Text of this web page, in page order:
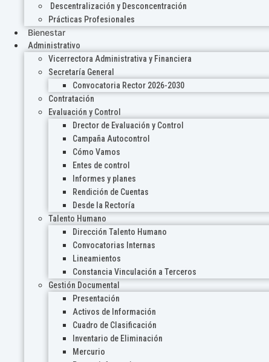
Descentralización y Desconcentración
Prácticas Profesionales
Bienestar
Administrativo
Vicerrectora Administrativa y Financiera
Secretaría General
Convocatoria Rector 2026-2030
Contratación
Evaluación y Control
Drector de Evaluación y Control
Campaña Autocontrol
Cómo Vamos
Entes de control
Informes y planes
Rendición de Cuentas
Desde la Rectoría
Talento Humano
Dirección Talento Humano
Convocatorias Internas
Lineamientos
Constancia Vinculación a Terceros
Gestión Documental
Presentación
Activos de Información
Cuadro de Clasificación
Inventario de Eliminación
Mercurio